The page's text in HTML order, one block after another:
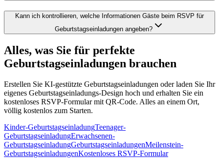
Kann ich kontrollieren, welche Informationen Gäste beim RSVP für
Geburtstagseinladungen angeben?
Alles, was Sie für perfekte
Geburtstagseinladungen brauchen
Erstellen Sie KI-gestützte Geburtstagseinladungen oder laden Sie Ihr
eigenes Geburtstagseinladungs-Design hoch und erhalten Sie ein
kostenloses RSVP-Formular mit QR-Code. Alles an einem Ort,
völlig kostenlos zum Starten.
Kinder-GeburtstagseinladungTeenager-
GeburtstagseinladungErwachsenen-
GeburtstagseinladungGeburtstagseinladungenMeilenstein-
GeburtstagseinladungenKostenloses RSVP-Formular